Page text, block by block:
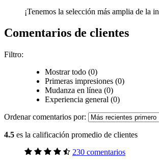
¡Tenemos la selección más amplia de la
Comentarios de clientes
Filtro:
Mostrar todo (0)
Primeras impresiones (0)
Mudanza en línea (0)
Experiencia general (0)
Ordenar comentarios por:
4.5 es la calificación promedio de clientes
230 comentarios